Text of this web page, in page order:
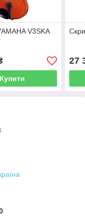
V3SKA
Купити
27